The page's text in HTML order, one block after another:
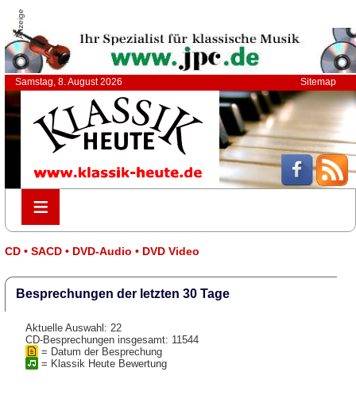
Anzeige
Samstag, 8. August 2026 Sitemap
≡
≡
CD • SACD • DVD-Audio • DVD Video
Besprechungen der letzten 30 Tage
Aktuelle Auswahl: 22
CD-Besprechungen insgesamt: 11544
= Datum der Besprechung
= Klassik Heute Bewertung